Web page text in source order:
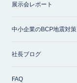
展示会レポート
中小企業のBCP地震対策
社長ブログ
FAQ